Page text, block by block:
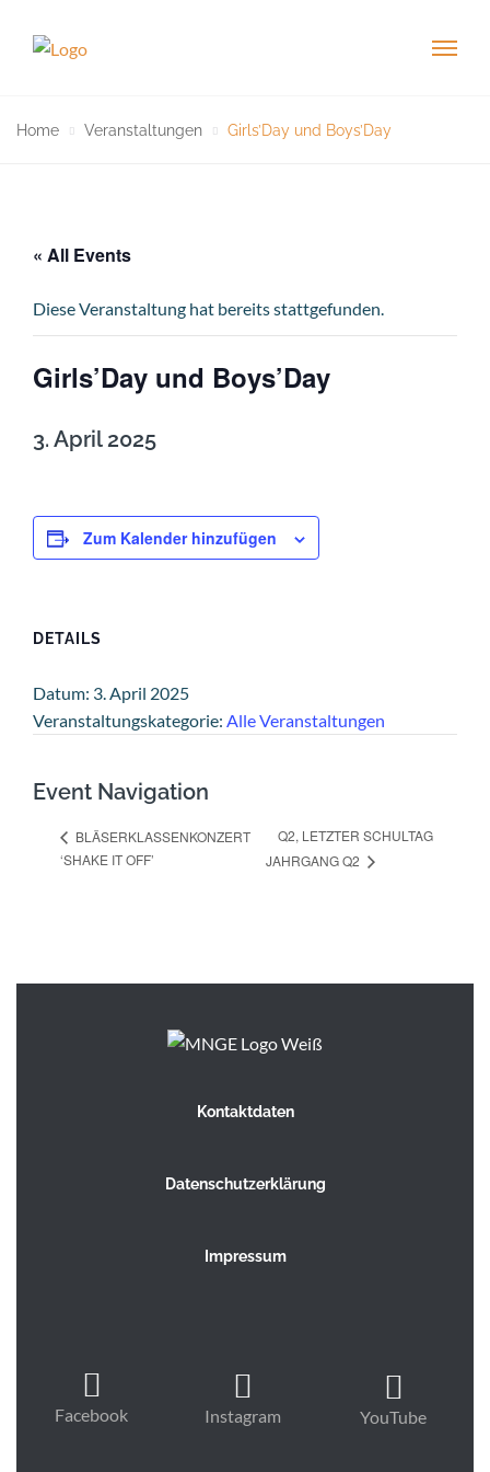
Home Veranstaltungen Girls’Day und Boys’Day
« All Events
Diese Veranstaltung hat bereits stattgefunden.
Girls’Day und Boys’Day
3. April 2025
Zum Kalender hinzufügen
DETAILS
Datum: 3. April 2025
Veranstaltungskategorie: Alle Veranstaltungen
Event Navigation
BLÄSERKLASSENKONZERT
‘SHAKE IT OFF’
Q2, LETZTER SCHULTAG
JAHRGANG Q2
Kontaktdaten
Datenschutzerklärung
Impressum
Facebook Instagram YouTube